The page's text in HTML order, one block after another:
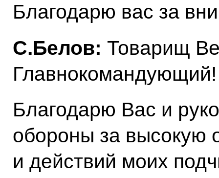
Благодарю вас за
С.Белов: Товарищ
Главнокомандующий!
Благодарю Вас и
обороны за высокую
и действий моих